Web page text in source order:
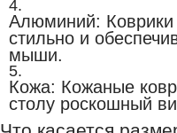
Алюминий:
стильно и
мыши.
Кожа: Кожаные
столу роскошный